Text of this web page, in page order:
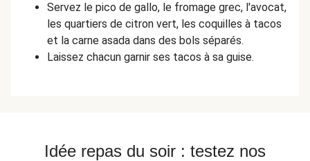
Servez le pico de gallo, le fromage grec, l'avocat,
les quartiers de citron vert, les coquilles à tacos
et la carne asada dans des bols séparés.
Laissez chacun garnir ses tacos à sa guise.
Idée repas du soir : testez nos